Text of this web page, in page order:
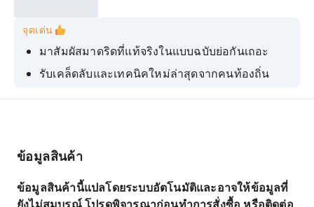
จุดเด่น
มาสัมผัสมาดริดที่แท้จริงในแบบฉบับย่อกันเถอะ
รับเคล็ดลับและเทคนิคใหม่ล่าสุดจากคนท้องถิ่น
สอบถามอะไรก็ได้ระหว่างทัวร์ส่วนตัวนี้
ข้อมูลสินค้า
ข้อมูลสินค้านี้แปลโดยระบบอัตโนมัติและอาจให้ข้อมูลที่